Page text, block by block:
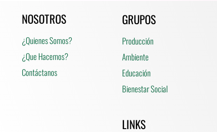
NOSOTROS
¿Quienes Somos?
¿Que Hacemos?
Contáctanos
GRUPOS
Producción
Ambiente
Educación
Bienestar Social
LINKS